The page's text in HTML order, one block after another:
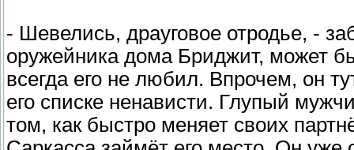
- Шевелись, драуговое отродье, -
оружейника дома Бриджит, может
всегда его не любил. Впрочем, он
его списке ненависти. Глупый
том, как быстро меняет своих